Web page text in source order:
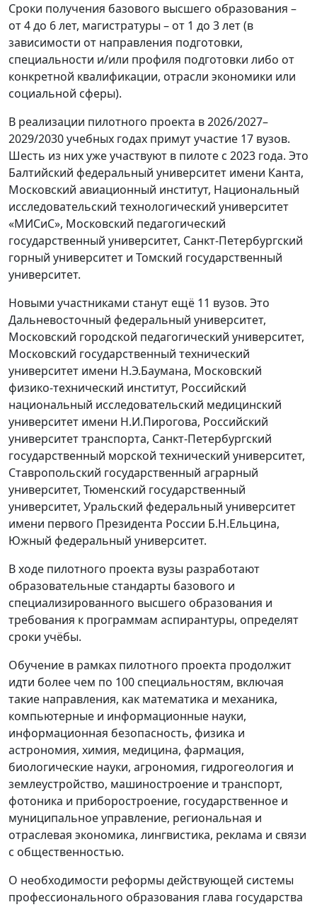
Сроки получения базового высшего образования –
от 4 до 6 лет, магистратуры – от 1 до 3 лет (в
зависимости от направления подготовки,
специальности и/или профиля подготовки либо от
конкретной квалификации, отрасли экономики или
социальной сферы).
В реализации пилотного проекта в 2026/2027–
2029/2030 учебных годах примут участие 17 вузов.
Шесть из них уже участвуют в пилоте с 2023 года. Это
Балтийский федеральный университет имени Канта,
Московский авиационный институт, Национальный
исследовательский технологический университет
«МИСиС», Московский педагогический
государственный университет, Санкт-Петербургский
горный университет и Томский государственный
университет.
Новыми участниками станут ещё 11 вузов. Это
Дальневосточный федеральный университет,
Московский городской педагогический университет,
Московский государственный технический
университет имени Н.Э.Баумана, Московский
физико-технический институт, Российский
национальный исследовательский медицинский
университет имени Н.И.Пирогова, Российский
университет транспорта, Санкт-Петербургский
государственный морской технический университет,
Ставропольский государственный аграрный
университет, Тюменский государственный
университет, Уральский федеральный университет
имени первого Президента России Б.Н.Ельцина,
Южный федеральный университет.
В ходе пилотного проекта вузы разработают
образовательные стандарты базового и
специализированного высшего образования и
требования к программам аспирантуры, определят
сроки учёбы.
Обучение в рамках пилотного проекта продолжит
идти более чем по 100 специальностям, включая
такие направления, как математика и механика,
компьютерные и информационные науки,
информационная безопасность, физика и
астрономия, химия, медицина, фармация,
биологические науки, агрономия, гидрогеология и
землеустройство, машиностроение и транспорт,
фотоника и приборостроение, государственное и
муниципальное управление, региональная и
отраслевая экономика, лингвистика, реклама и связи
с общественностью.
О необходимости реформы действующей системы
профессионального образования глава государства